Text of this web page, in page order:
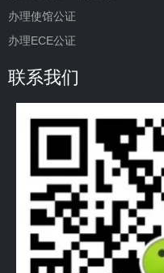
办理使馆公证
办理ECE公证
联系我们